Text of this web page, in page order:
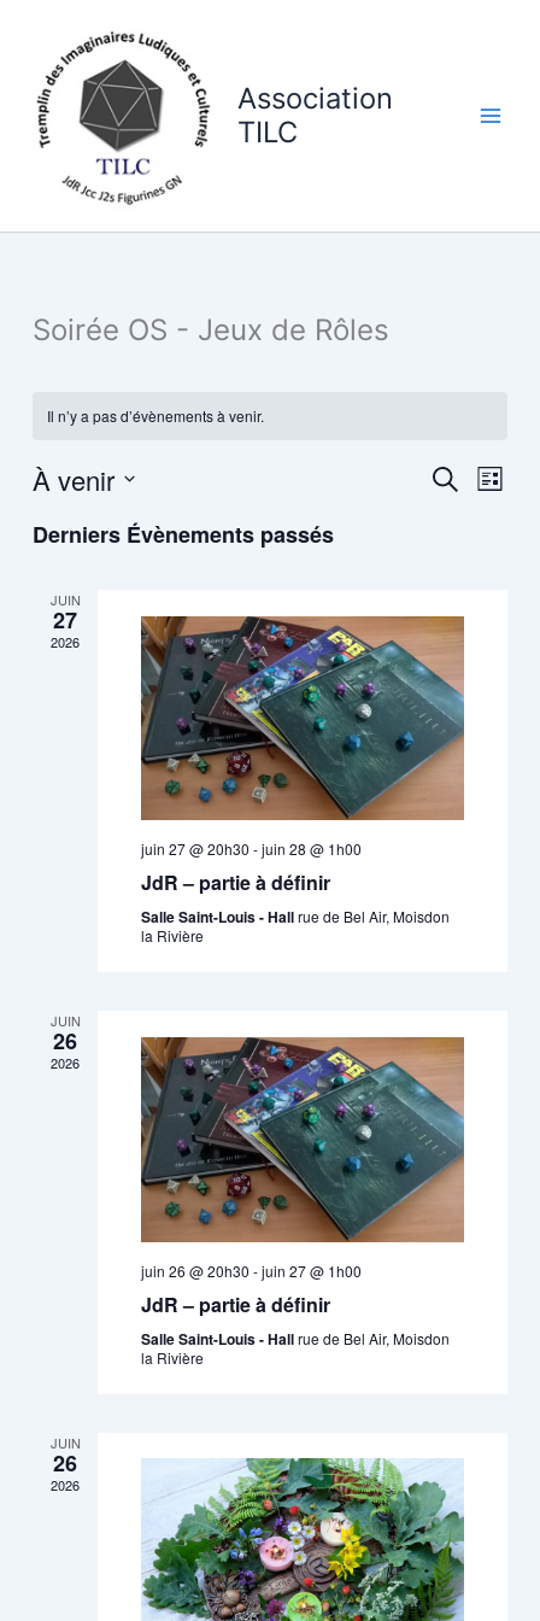
contenu
Association
TILC
Soirée OS - Jeux de Rôles
Il n’y a pas d’évènements à venir.
Recherche
Évènements
Recherche
Liste
À venir
une
Derniers Évènements passés
JUIN
27
2026
juin 27 @ 20h30 -juin 28 @ 1h00
JdR – partie à définir
Salle Saint-Louis - Hallrue de Bel Air, Moisdon
la Rivière
JUIN
26
2026
juin 26 @ 20h30 -juin 27 @ 1h00
JdR – partie à définir
Salle Saint-Louis - Hallrue de Bel Air, Moisdon
la Rivière
JUIN
26
2026